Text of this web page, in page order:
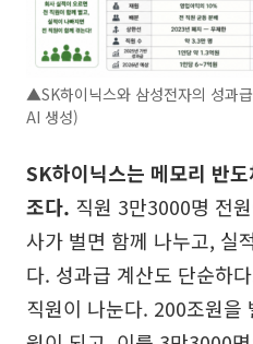
▲SK하이닉스와 삼성전자의 성과
AI 생성)
SK하이닉스는 메모리 반
조다. 직원 3만3000명 전
사가 벌면 함께 나누고, 실
다. 성과급 계산도 단순하
직원이 나눈다. 200조원을